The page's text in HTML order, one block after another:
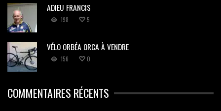
ADIEU FRANCIS
198 5
VÉLO ORBÉA ORCA À VENDRE
156 0
COMMENTAIRES RÉCENTS